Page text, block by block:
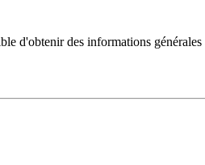
d'obtenir des informations générales